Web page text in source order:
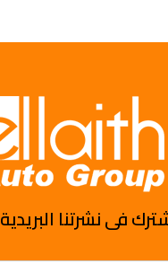
فى نشرتنا البريدية